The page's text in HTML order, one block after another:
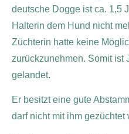
deutsche Dogge ist ca. 1,5
Halterin dem Hund nicht
Züchterin hatte keine
zurückzunehmen. Somit ist
gelandet.
Er besitzt eine gute
darf nicht mit ihm gezüchtet